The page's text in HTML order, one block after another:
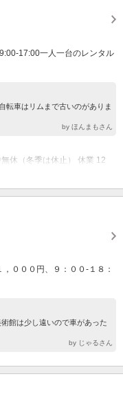
17:00一人一台のレンタル
転車はリムまで古いのがありま
by ほんまもさん
休（冬季は休止） 休業 12
０００円、９：００-１８：
館は少し遠いので車があった
by じゃるさん